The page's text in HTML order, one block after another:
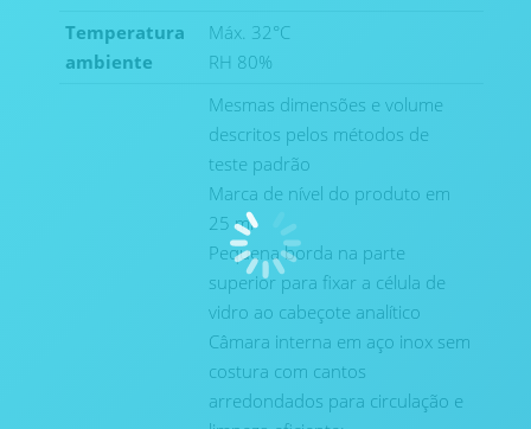
Temperatura
ambiente
Máx. 32°C
RH 80%
Mesmas dimensões e volume
descritos pelos métodos de
teste padrão
Marca de nível do produto em
25 ml
Pequena borda na parte
superior para fixar a célula de
vidro ao cabeçote analítico
Câmara interna em aço inox sem
costura com cantos
arredondados para circulação e